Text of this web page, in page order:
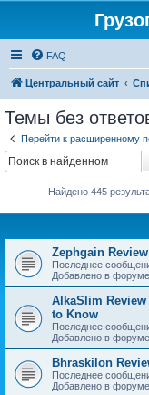
FAQ
Центральный сайт
Темы без
Перейти к расширенному
Найдено 445
Zephgain
Последнее
Добавлено в форуме
AlkaSlim
to Know
Последнее
Добавлено в форуме
Bhraskilon
Последнее
Добавлено в форуме